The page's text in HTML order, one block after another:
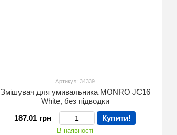
Артикул: 34339
Змішувач для умивальника MONRO JC16
White, без підводки
187.01 грн
Купити!
В наявності